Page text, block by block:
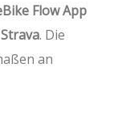
Flow App
Strava. Die
an